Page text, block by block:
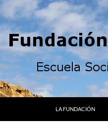
LA FUNDACIÓN